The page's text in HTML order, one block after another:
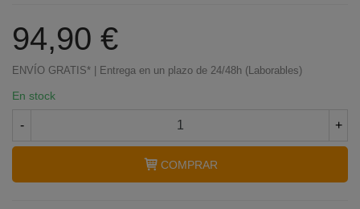
94,90 €
ENVÍO GRATIS* | Entrega en un plazo de 24/48h (Laborables)
En stock
- +
COMPRAR